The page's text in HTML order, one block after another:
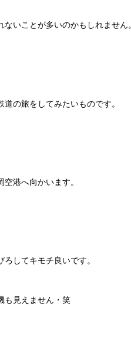
ないことが多いのかもしれません
の旅をしてみたいものです。
港へ向かいます。
してキモチ良いです。
も見えません・笑